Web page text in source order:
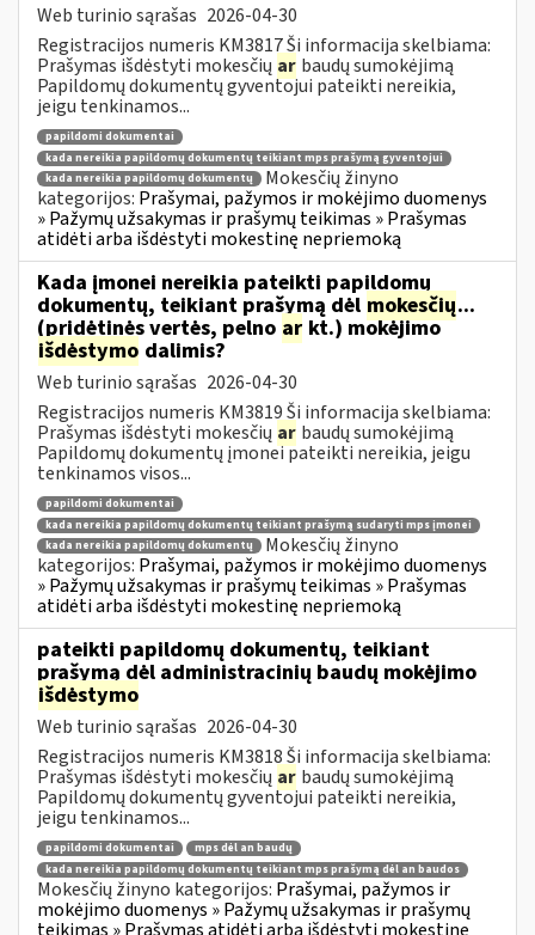
Web turinio sąrašas 2026-04-30
Registracijos numeris KM3817 Ši informacija skelbiama:
Prašymas išdėstyti mokesčių ar baudų sumokėjimą
Papildomų dokumentų gyventojui pateikti nereikia,
jeigu tenkinamos...
papildomi dokumentai
kada nereikia papildomų dokumentų teikiant mps prašymą gyventojui
kada nereikia papildomų dokumentų
Mokesčių žinyno
kategorijos: Prašymai, pažymos ir mokėjimo duomenys
» Pažymų užsakymas ir prašymų teikimas » Prašymas
atidėti arba išdėstyti mokestinę nepriemoką
Kada įmonei nereikia pateikti papildomų
dokumentų, teikiant prašymą dėl mokesčių...
(pridėtinės vertės, pelno ar kt.) mokėjimo
išdėstymo dalimis?
Web turinio sąrašas 2026-04-30
Registracijos numeris KM3819 Ši informacija skelbiama:
Prašymas išdėstyti mokesčių ar baudų sumokėjimą
Papildomų dokumentų įmonei pateikti nereikia, jeigu
tenkinamos visos...
papildomi dokumentai
kada nereikia papildomų dokumentų teikiant prašymą sudaryti mps įmonei
kada nereikia papildomų dokumentų
Mokesčių žinyno
kategorijos: Prašymai, pažymos ir mokėjimo duomenys
» Pažymų užsakymas ir prašymų teikimas » Prašymas
atidėti arba išdėstyti mokestinę nepriemoką
pateikti papildomų dokumentų, teikiant
prašymą dėl administracinių baudų mokėjimo
išdėstymo
Web turinio sąrašas 2026-04-30
Registracijos numeris KM3818 Ši informacija skelbiama:
Prašymas išdėstyti mokesčių ar baudų sumokėjimą
Papildomų dokumentų gyventojui pateikti nereikia,
jeigu tenkinamos...
papildomi dokumentai
mps dėl an baudų
kada nereikia papildomų dokumentų teikiant mps prašymą dėl an baudos
Mokesčių žinyno kategorijos: Prašymai, pažymos ir
mokėjimo duomenys » Pažymų užsakymas ir prašymų